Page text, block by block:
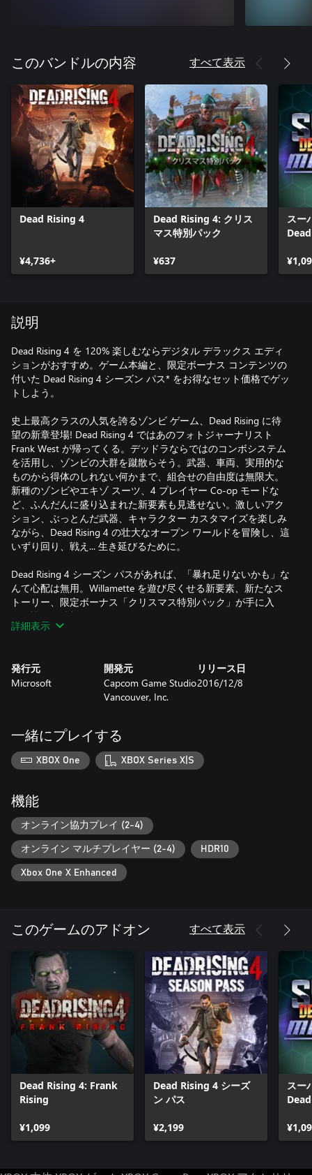
このバンドルの内容 すべて表示
Dead Rising 4
¥4,736+
Dead Rising 4: クリス
マス特別パック
¥637
スー
説明
Dead Rising 4 を 120% 楽しむならデジタル デラックス エディ
ションがおすすめ。ゲーム本編と、限定ボーナス コンテンツの
付いた Dead Rising 4 シーズン パス* をお得なセット価格でゲッ
トしよう。
史上最高クラスの人気を誇るゾンビ ゲーム、Dead Rising に待
望の新章登場! Dead Rising 4 ではあのフォトジャーナリスト
Frank West が帰ってくる。デッドラならではのコンボシステム
を活用し、ゾンビの大群を蹴散らそう。武器、車両、実用的な
ものから得体のしれない何かまで、組合せの自由度は無限大。
新種のゾンビやエキゾ スーツ、4 プレイヤー Co-op モードな
ど、ふんだんに盛り込まれた新要素も見逃せない。激しいアク
ション、ぶっとんだ武器、キャラクター カスタマイズを楽しみ
ながら、Dead Rising 4 の壮大なオープン ワールドを冒険し、這
いずり回り、戦え... 生き延びるために。
Dead Rising 4 シーズン パスがあれば、「暴れ足りないかも」な
んて心配は無用。Willamette を遊び尽くせる新要素、新たなス
トーリー、限定ボーナス「クリスマス特別パック」が手に入
る。詳細は続報にて。
*別途料金が発生しますので、シーズン パスを購入後は DLC パ
はご利用いただけない場合があります。シーズン パスに含まれ
るコンテンツは個別に販売されることがあります。
©CAPCOM CO., LTD. 2016 ALL RIGHTS RESERVED.
詳細表示
発行元
Microsoft
開発元
Capcom Game Studio
Vancouver, Inc.
リリース日
2016/12/8
一緒にプレイする
XBOX One XBOX Series X|S
機能
オンライン協力プレイ (2-4)
オンライン マルチプレイヤー (2-4) HDR10
Xbox One X Enhanced
このゲームのアドオン すべて表示
Dead Rising 4: Frank
Rising
¥1,099
Dead Rising 4 シーズ
ン パス
¥2,199
スー